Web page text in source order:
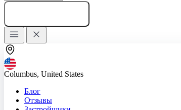
Columbus, United States
Блог
Отзывы